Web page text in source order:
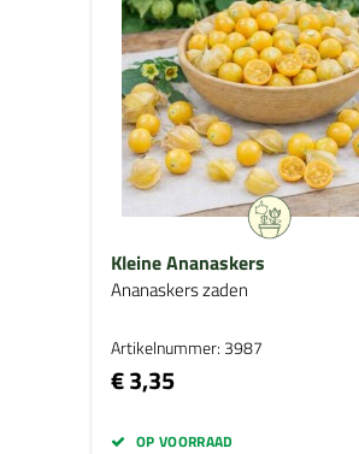
Kleine Ananaskers
Ananaskers zaden
Artikelnummer: 3987
€ 3,35
OP VOORRAAD